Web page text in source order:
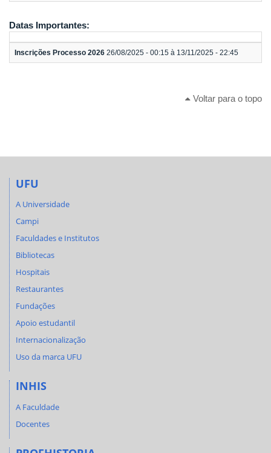
Datas Importantes:
Inscrições Processo 2026 26/08/2025 - 00:15 à 13/11/2025 - 22:45
Voltar para o topo
UFU
A Universidade
Campi
Faculdades e Institutos
Bibliotecas
Hospitais
Restaurantes
Fundações
Apoio estudantil
Internacionalização
Uso da marca UFU
INHIS
A Faculdade
Docentes